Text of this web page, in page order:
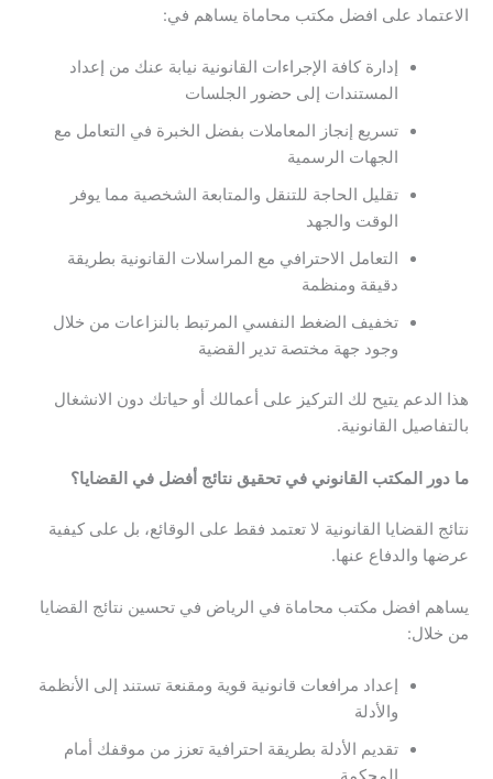
الاعتماد على افضل مكتب محاماة يساهم في:
إدارة كافة الإجراءات القانونية نيابة عنك من إعداد
المستندات إلى حضور الجلسات
تسريع إنجاز المعاملات بفضل الخبرة في التعامل مع
الجهات الرسمية
تقليل الحاجة للتنقل والمتابعة الشخصية مما يوفر
الوقت والجهد
التعامل الاحترافي مع المراسلات القانونية بطريقة
دقيقة ومنظمة
تخفيف الضغط النفسي المرتبط بالنزاعات من خلال
وجود جهة مختصة تدير القضية
هذا الدعم يتيح لك التركيز على أعمالك أو حياتك دون الانشغال
بالتفاصيل القانونية.
ما دور المكتب القانوني في تحقيق نتائج أفضل في القضايا؟
نتائج القضايا القانونية لا تعتمد فقط على الوقائع، بل على كيفية
عرضها والدفاع عنها.
يساهم افضل مكتب محاماة في الرياض في تحسين نتائج القضايا
من خلال:
إعداد مرافعات قانونية قوية ومقنعة تستند إلى الأنظمة
والأدلة
تقديم الأدلة بطريقة احترافية تعزز من موقفك أمام